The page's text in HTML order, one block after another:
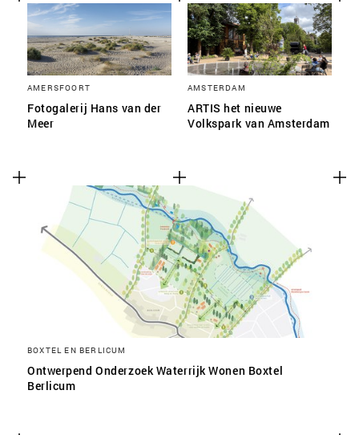
AMERSFOORT
Fotogalerij Hans van der
Meer
AMSTERDAM
ARTIS het nieuwe
Volkspark van Amsterdam
BOXTEL EN BERLICUM
Ontwerpend Onderzoek Waterrijk Wonen Boxtel
Berlicum